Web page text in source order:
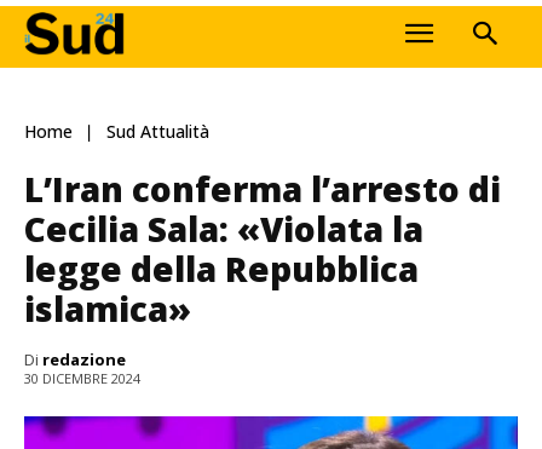
Home Sud Attualità
L’Iran conferma l’arresto di
Cecilia Sala: «Violata la
legge della Repubblica
islamica»
Di redazione
30 DICEMBRE 2024